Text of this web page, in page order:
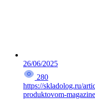
26/06/2025
280
https://skladolog.ru/
produktovom-